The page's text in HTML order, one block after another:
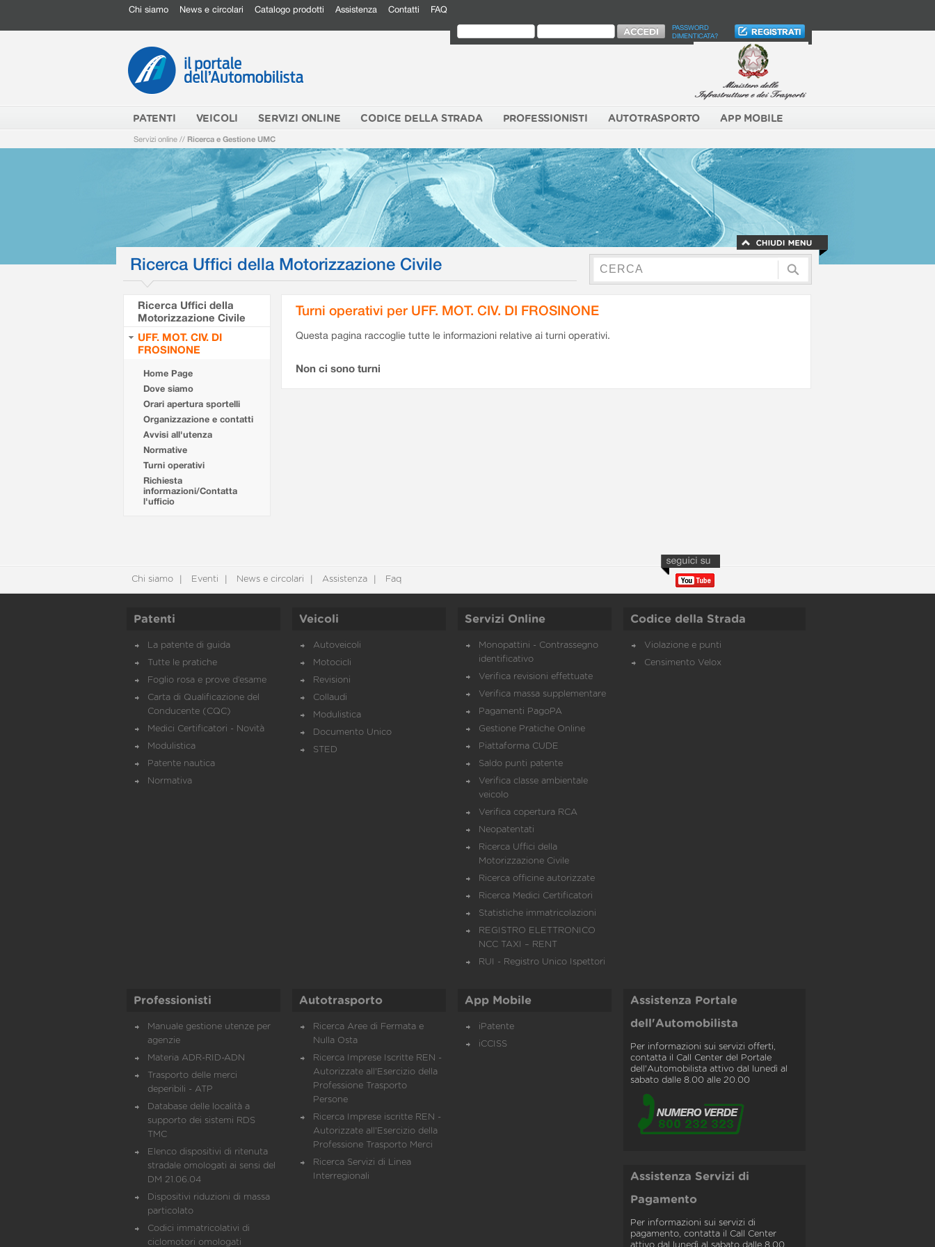
Chi siamo News e circolari Catalogo prodotti Assistenza Contatti FAQ
PASSWORD
DIMENTICATA?
PATENTI VEICOLI SERVIZI ONLINE CODICE DELLA STRADA PROFESSIONISTI AUTOTRASPORTO APP MOBILE
Servizi online // Ricerca e Gestione UMC
Ricerca Uffici della Motorizzazione Civile
Ricerca Uffici della
Motorizzazione Civile
UFF. MOT. CIV. DI
FROSINONE
Home Page
Dove siamo
Orari apertura sportelli
Organizzazione e contatti
Avvisi all'utenza
Normative
Turni operativi
Richiesta
informazioni/Contatta
l'ufficio
Turni operativi per UFF. MOT. CIV. DI FROSINONE
Questa pagina raccoglie tutte le informazioni relative ai turni operativi.
Non ci sono turni
Chi siamo Eventi News e circolari Assistenza Faq
Patenti
La patente di guida
Tutte le pratiche
Foglio rosa e prove d’esame
Carta di Qualificazione del
Conducente (CQC)
Medici Certificatori - Novità
Modulistica
Patente nautica
Normativa
Veicoli
Autoveicoli
Motocicli
Revisioni
Collaudi
Modulistica
Documento Unico
STED
Servizi Online
Monopattini - Contrassegno
identificativo
Verifica revisioni effettuate
Verifica massa supplementare
Pagamenti PagoPA
Gestione Pratiche Online
Piattaforma CUDE
Saldo punti patente
Verifica classe ambientale
veicolo
Verifica copertura RCA
Neopatentati
Ricerca Uffici della
Motorizzazione Civile
Ricerca officine autorizzate
Ricerca Medici Certificatori
Statistiche immatricolazioni
REGISTRO ELETTRONICO
NCC TAXI – RENT
RUI - Registro Unico Ispettori
Codice della Strada
Violazione e punti
Censimento Velox
Professionisti
Manuale gestione utenze per
agenzie
Materia ADR-RID-ADN
Trasporto delle merci
deperibili - ATP
Database delle località a
supporto dei sistemi RDS
TMC
Elenco dispositivi di ritenuta
stradale omologati ai sensi del
DM 21.06.04
Dispositivi riduzioni di massa
particolato
Codici immatricolativi di
ciclomotori omologati
Autotrasporto
Ricerca Aree di Fermata e
Nulla Osta
Ricerca Imprese Iscritte REN -
Autorizzate all'Esercizio della
Professione Trasporto
Persone
Ricerca Imprese iscritte REN -
Autorizzate all'Esercizio della
Professione Trasporto Merci
Ricerca Servizi di Linea
Interregionali
App Mobile
iPatente
iCCISS
Assistenza Portale
dell'Automobilista
Per informazioni sui servizi offerti,
contatta il Call Center del Portale
dell'Automobilista attivo dal lunedì al
sabato dalle 8.00 alle 20.00
Assistenza Servizi di
Pagamento
Per informazioni sui servizi di
pagamento, contatta il Call Center